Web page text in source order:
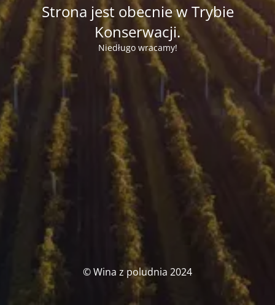
Strona jest obecnie w Trybie
Konserwacji.
Niedługo wracamy!
© Wina z poludnia 2024